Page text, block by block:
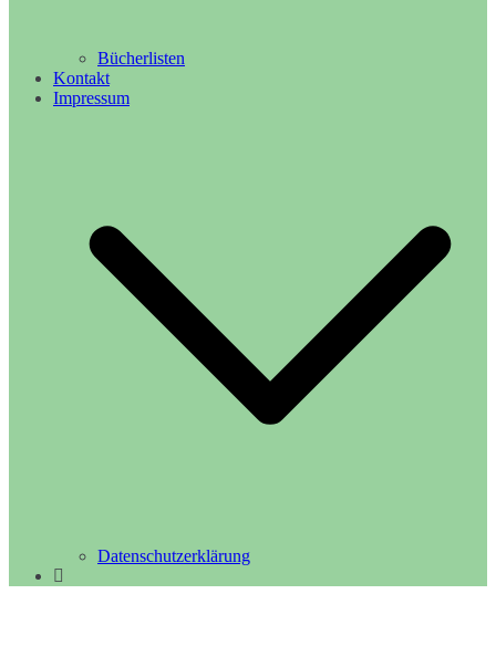
Bücherlisten
Kontakt
Impressum
Datenschutzerklärung